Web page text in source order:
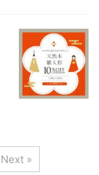
Next »